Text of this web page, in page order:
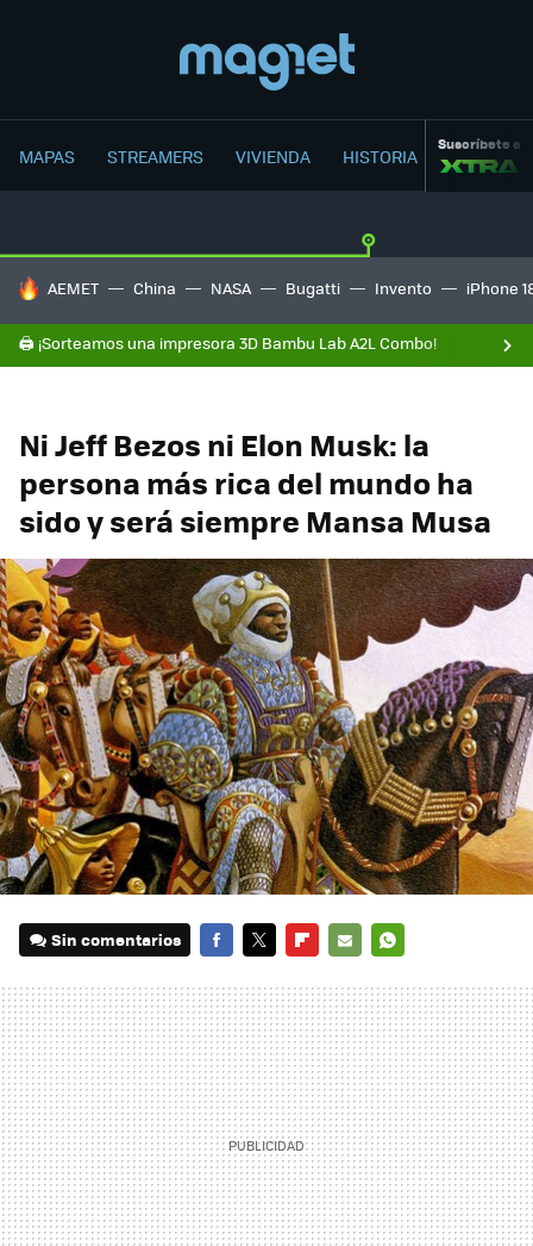
MAPAS STREAMERS VIVIENDA HISTORIA Suscríbete a
HOY SE HABLA DE
AEMET China NASA Bugatti Invento iPhone
🖨️ ¡Sorteamos una impresora 3D Bambu Lab A2L Combo!
Ni Jeff Bezos ni Elon Musk: la
persona más rica del mundo ha
sido y será siempre Mansa Musa
Sin comentarios
MAIL